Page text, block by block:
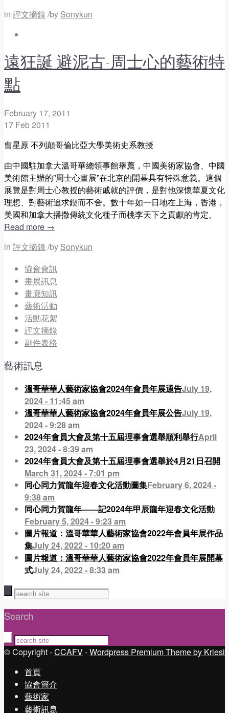
in 評文摘錄/by Sonykun
遠狂誕 避泥古-周士心的藝術特
點
February 17, 2011
17 Feb2011
曹星原 不列顛哥倫比亞大學美術史系教授
由中國駐加拿大溫哥華總領事館舉薦，中國美術家協會、中國
美術館主辦的”周士心畫展”在北京的開幕具有特殊意義。這個
展覽是對周士心教授的藝術戚就的評價，是對他深懷華夏文化
理想、對藝術追求鍥而不舍。數十年如一日地在上海，香港，
美國和加拿大播撒傳統文化種子而桃李天下之貢獻的肯定。
Read more →
in 評文摘錄/by Sonykun
協會會訊
畫展訊息
畫廊知訊
藝術活動
活動花絮
評文摘錄
副件表格
藝術訊息
溫哥華華人藝術家協會2024年會員年展通告July 19,
2024 - 11:45 am
溫哥華華人藝術家協會2024年會員年展公告July 19,
2024 - 9:28 am
2024年會員大會及第十五屆理事會選舉順利舉行April
23, 2024 - 8:39 am
2024年會員大會及第十五屆理事會選舉於4月21日召開
March 31, 2024 - 7:01 pm
同心同力賀龍年迎春文化活動圖集February 6, 2024 -
9:38 am
同心同力賀龍年——記2024年甲辰龍年迎春文化活動
February 5, 2024 - 9:23 am
圖片報道：溫哥華華人藝術家協會2022年會員年展作品
集July 24, 2022 - 10:20 am
圖片報道：溫哥華華人藝術家協會2022年會員年展開幕
式July 24, 2022 - 8:33 am
Search
© Copyright -CCAFV-Wordpress Premium Theme by Kriesi
首頁
協會簡介
藝術家
藝術訊息